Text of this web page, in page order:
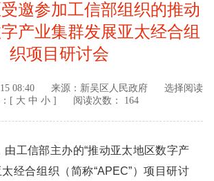
邀参加工信部组织的推动
产业集群发展亚太经合组
织项目研讨会
08:40 来源： 新吴区人民政府
选择阅读
[ 大 中 小] 阅读次数： 164
信部主办的“推动亚太地区数字产
经合组织（简称“APEC”）项目研讨